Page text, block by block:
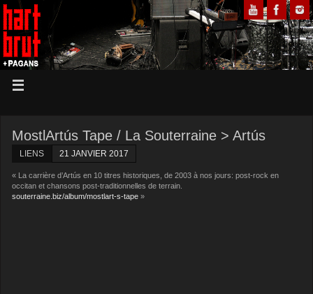
MostlArtús Tape / La Souterraine > Artús
LIENS 21 JANVIER 2017
« La carrière d’Artús en 10 titres historiques, de 2003 à nos jours: post-rock en
occitan et chansons post-traditionnelles de terrain.
souterraine.biz/album/mostlart-s-tape »